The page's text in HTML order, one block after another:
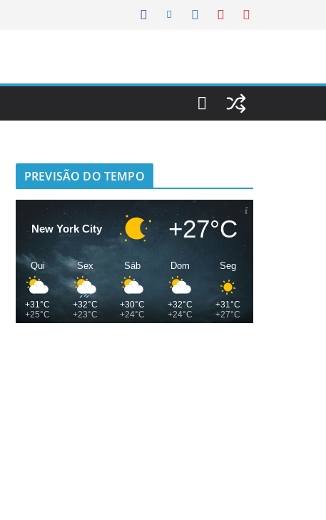
PREVISÃO DO TEMPO
New York City +27°C
Qui
+31°C
+25°C
Sex
+32°C
+23°C
Sáb
+30°C
+24°C
Dom
+32°C
+24°C
Seg
+31°C
+27°C